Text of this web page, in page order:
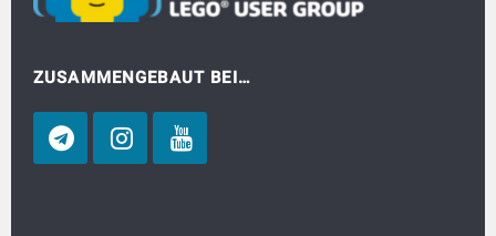
ZUSAMMENGEBAUT BEI…